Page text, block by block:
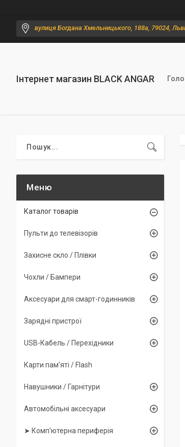
вулиця Богдана Хмельницького, 188а, 79024,
Інтернет магазин BLACK ANGAR
Каталог товарів
Пульти до телевізорів
Захисне скло / Плівки
Чохли / Бампери
Аксесуари для смарт-годинників
Зарядні пристрої
USB-Кабель / Перехідники
Карти пам'яті / Flash
Навушники / Гарнітури
Автомобільні аксесуари
➤ Комп'ютерна периферія